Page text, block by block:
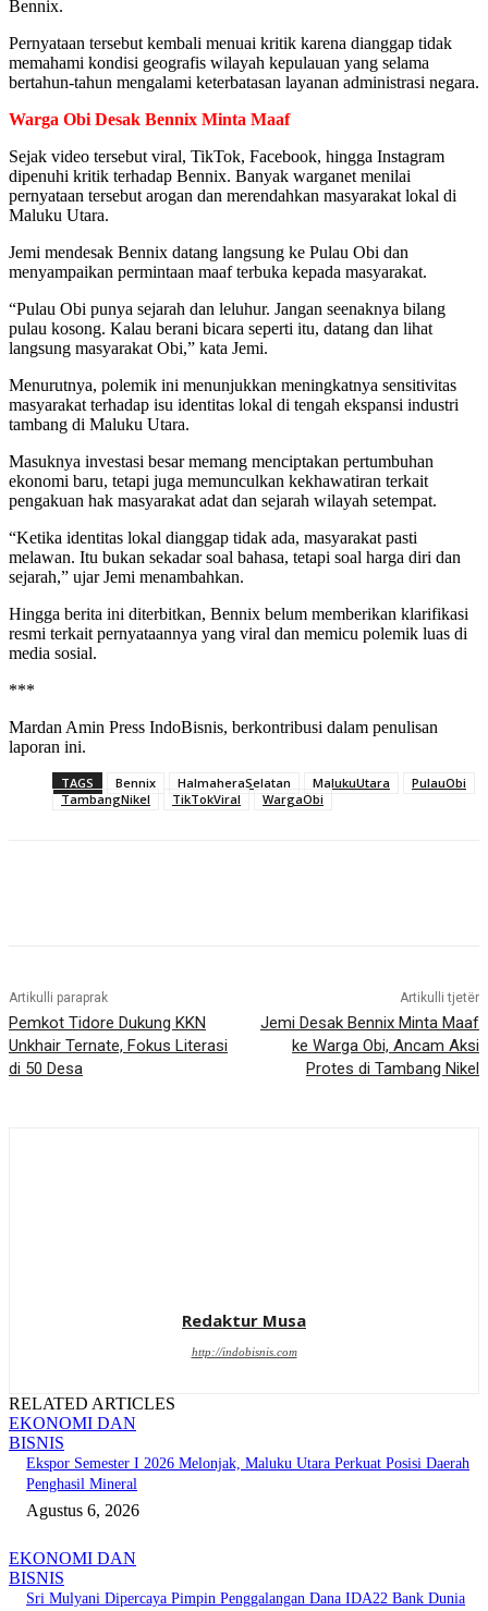
Bennix.
Pernyataan tersebut kembali menuai kritik karena dianggap tidak
memahami kondisi geografis wilayah kepulauan yang selama
bertahun-tahun mengalami keterbatasan layanan administrasi negara.
Warga Obi Desak Bennix Minta Maaf
Sejak video tersebut viral, TikTok, Facebook, hingga Instagram
dipenuhi kritik terhadap Bennix. Banyak warganet menilai
pernyataan tersebut arogan dan merendahkan masyarakat lokal di
Maluku Utara.
Jemi mendesak Bennix datang langsung ke Pulau Obi dan
menyampaikan permintaan maaf terbuka kepada masyarakat.
“Pulau Obi punya sejarah dan leluhur. Jangan seenaknya bilang
pulau kosong. Kalau berani bicara seperti itu, datang dan lihat
langsung masyarakat Obi,” kata Jemi.
Menurutnya, polemik ini menunjukkan meningkatnya sensitivitas
masyarakat terhadap isu identitas lokal di tengah ekspansi industri
tambang di Maluku Utara.
Masuknya investasi besar memang menciptakan pertumbuhan
ekonomi baru, tetapi juga memunculkan kekhawatiran terkait
pengakuan hak masyarakat adat dan sejarah wilayah setempat.
“Ketika identitas lokal dianggap tidak ada, masyarakat pasti
melawan. Itu bukan sekadar soal bahasa, tetapi soal harga diri dan
sejarah,” ujar Jemi menambahkan.
Hingga berita ini diterbitkan, Bennix belum memberikan klarifikasi
resmi terkait pernyataannya yang viral dan memicu polemik luas di
media sosial.
***
Mardan Amin Press IndoBisnis, berkontribusi dalam penulisan
laporan ini.
TAGS Bennix HalmaheraSelatan MalukuUtara
PulauObi
TambangNikel
TikTokViral WargaObi
Artikulli paraprak
Pemkot Tidore Dukung KKN
Unkhair Ternate, Fokus Literasi
di 50 Desa
Artikulli tjetër
Jemi Desak Bennix Minta Maaf
ke Warga Obi, Ancam Aksi
Protes di Tambang Nikel
Redaktur Musa
http://indobisnis.com
RELATED ARTICLES
EKONOMI DAN
BISNIS
Ekspor Semester I 2026 Melonjak, Maluku Utara Perkuat Posisi Daerah
Penghasil Mineral
Agustus 6, 2026
EKONOMI DAN
BISNIS
Sri Mulyani Dipercaya Pimpin Penggalangan Dana IDA22 Bank Dunia